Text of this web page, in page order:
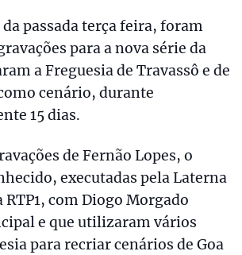
passada terça feira, foram
para a nova série da
a Freguesia de Travassô e de
cenário, durante
15 dias.
de Fernão Lopes, o
executadas pela Laterna
RTP1, com Diogo Morgado
e que utilizaram vários
para recriar cenários de Goa